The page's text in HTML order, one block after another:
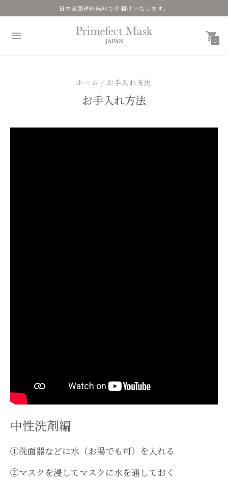
日本全国送料無料でお届けいたします。
0
ホーム / お手入れ方法
お手入れ方法
中性洗剤編
①洗面器などに水（お湯でも可）を入れる
②マスクを浸してマスクに水を通しておく